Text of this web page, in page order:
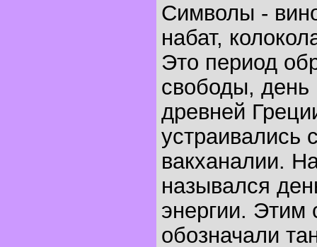
Символы -
набат,
Это период
свободы,
древней
устраивались
вакханалии.
назывался
энергии. Этим
обозначали